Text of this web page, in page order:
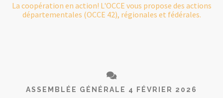
La coopération en action! L'OCCE vous propose des actions
départementales (OCCE 42), régionales et fédérales.
ASSEMBLÉE GÉNÉRALE 4 FÉVRIER 2026